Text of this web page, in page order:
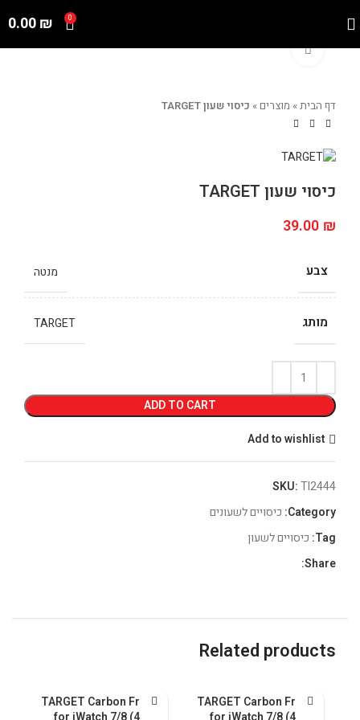
0
0.00₪
Click to enlarge
דף הבית» מוצרים» כיסוי שעון TARGET
כיסוי שעון TARGET
39.00 ₪
צבע מנטה
מותג TARGET
ADD TO CART
Add to wishlist
SKU:TI2444
Category: כיסויים לשעונים
Tag: כיסויים לשעון
Share:
Related products
TARGET Carbon Frame
TARGET Carbon Frame